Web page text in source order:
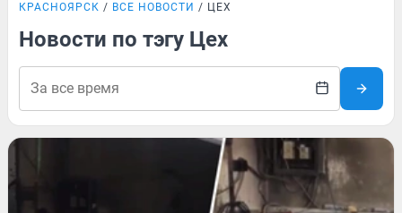
КРАСНОЯРСК ВСЕ НОВОСТИ ЦЕХ
Новости по тэгу Цех